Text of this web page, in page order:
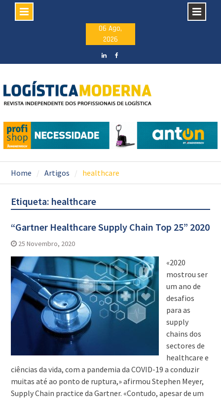
06 Ago,
2026
Home Artigos healthcare
Etiqueta: healthcare
“Gartner Healthcare Supply Chain Top 25” 2020
25 Novembro, 2020
«2020
mostrou ser
um ano de
desafios
para as
supply
chains dos
sectores de
healthcare e
ciências da vida, com a pandemia da COVID-19 a conduzir
muitas até ao ponto de ruptura,» afirmou Stephen Meyer,
Supply Chain practice da Gartner. «Contudo, apesar de um